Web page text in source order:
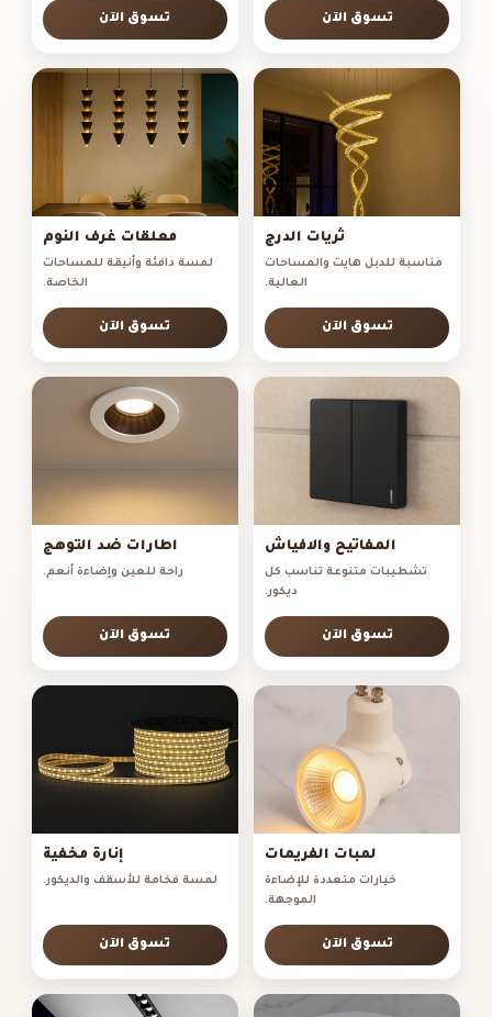
تسوق الآن تسوق الآن
ثريات الدرج
مناسبة للدبل هايت والمساحات
العالية.
تسوق الآن
معلقات غرف النوم
لمسة دافئة وأنيقة للمساحات
الخاصة.
تسوق الآن
المفاتيح والافياش
تشطيبات متنوعة تناسب كل
ديكور.
تسوق الآن
اطارات ضد التوهج
راحة للعين وإضاءة أنعم.
تسوق الآن
لمبات الفريمات
خيارات متعددة للإضاءة
الموجهة.
تسوق الآن
إنارة مخفية
لمسة فخامة للأسقف والديكور.
تسوق الآن